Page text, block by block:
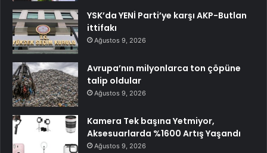
YSK’da YENİ Parti’ye karşı AKP-Butlan
ittifakı
Ağustos 9, 2026
Avrupa’nın milyonlarca ton çöpüne
talip oldular
Ağustos 9, 2026
Kamera Tek başına Yetmiyor,
Aksesuarlarda %1600 Artış Yaşandı
Ağustos 9, 2026